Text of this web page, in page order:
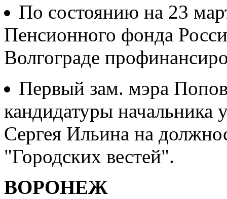
По состоянию на 23
Пенсионного фонда
Волгограде
Первый зам. мэра
кандидатуры
Сергея Ильина на
"Городских вестей".
ВОРОНЕЖ